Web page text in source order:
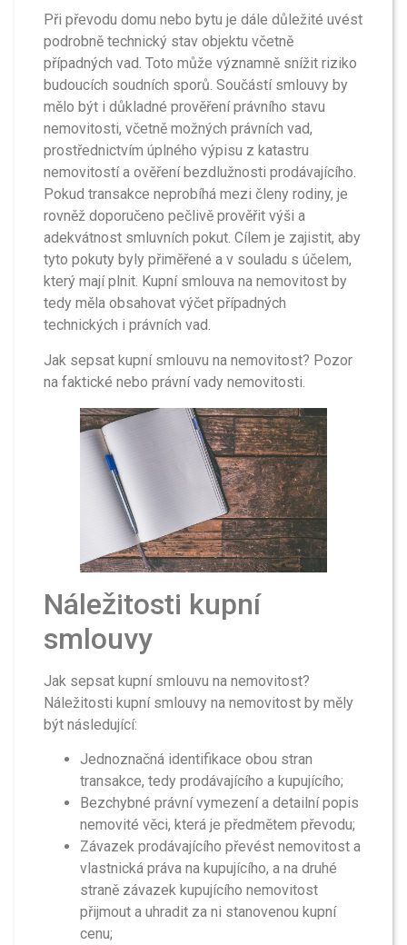
Při převodu domu nebo bytu je dále důležité uvést
podrobně technický stav objektu včetně
případných vad. Toto může významně snížit riziko
budoucích soudních sporů. Součástí smlouvy by
mělo být i důkladné prověření právního stavu
nemovitosti, včetně možných právních vad,
prostřednictvím úplného výpisu z katastru
nemovitostí a ověření bezdlužnosti prodávajícího.
Pokud transakce neprobíhá mezi členy rodiny, je
rovněž doporučeno pečlivě prověřit výši a
adekvátnost smluvních pokut. Cílem je zajistit, aby
tyto pokuty byly přiměřené a v souladu s účelem,
který mají plnit. Kupní smlouva na nemovitost by
tedy měla obsahovat výčet případných
technických i právních vad.
Jak sepsat kupní smlouvu na nemovitost? Pozor
na faktické nebo právní vady nemovitosti.
Náležitosti kupní
smlouvy
Jak sepsat kupní smlouvu na nemovitost?
Náležitosti kupní smlouvy na nemovitost by měly
být následující:
Jednoznačná identifikace obou stran
transakce, tedy prodávajícího a kupujícího;
Bezchybné právní vymezení a detailní popis
nemovité věci, která je předmětem převodu;
Závazek prodávajícího převést nemovitost a
vlastnická práva na kupujícího, a na druhé
straně závazek kupujícího nemovitost
přijmout a uhradit za ni stanovenou kupní
cenu;